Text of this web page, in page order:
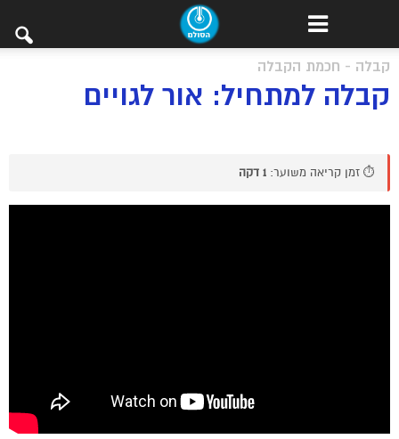
קבלה - חכמת הקבלה
קבלה למתחיל: אור לגויים
⏱️ זמן קריאה משוער: 1 דקה